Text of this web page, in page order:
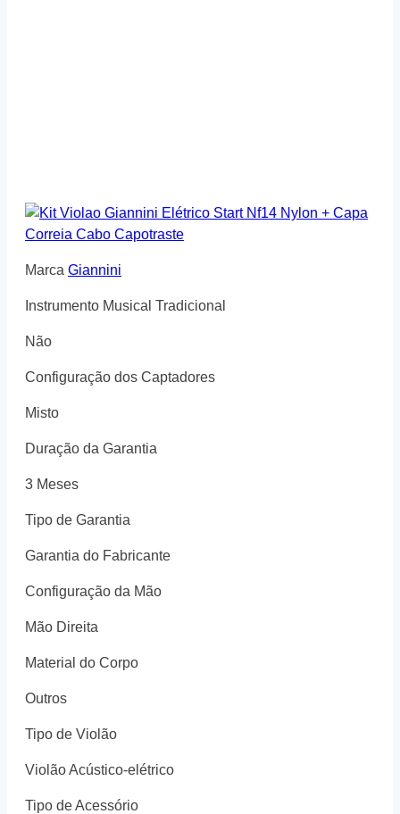
Marca Giannini
Instrumento Musical Tradicional
Não
Configuração dos Captadores
Misto
Duração da Garantia
3 Meses
Tipo de Garantia
Garantia do Fabricante
Configuração da Mão
Mão Direita
Material do Corpo
Outros
Tipo de Violão
Violão Acústico-elétrico
Tipo de Acessório